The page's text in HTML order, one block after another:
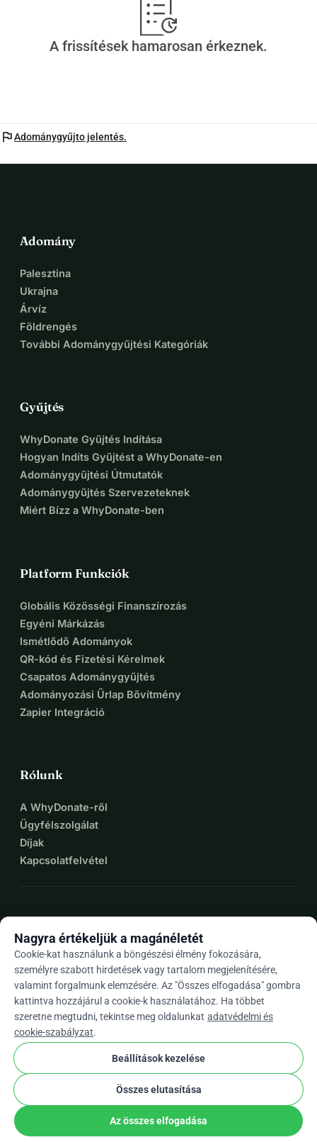
A frissítések hamarosan érkeznek.
flagAdománygyűjto jelentés.
Adomány
Palesztina
Ukrajna
Árvíz
Földrengés
További Adománygyűjtési Kategóriák
Gyűjtés
WhyDonate Gyűjtés Indítása
Hogyan Indíts Gyűjtést a WhyDonate-en
Adománygyűjtési Útmutatók
Adománygyűjtés Szervezeteknek
Miért Bízz a WhyDonate-ben
Platform Funkciók
Globális Közösségi Finanszírozás
Egyéni Márkázás
Ismétlődő Adományok
QR-kód és Fizetési Kérelmek
Csapatos Adománygyűjtés
Adományozási Űrlap Bővítmény
Zapier Integráció
Rólunk
A WhyDonate-ről
Ügyfélszolgálat
Díjak
Kapcsolatfelvétel
Huarrow_drop_down
★★★★★4,9 / 5 több mint 500 értékelés alapján
WhyDonate
Adatvédelem és sütik
Általános szerződési feltételek
Európában Készült stripe checkEllenőrzött Partner
Nagyra értékeljük a magánéletét
Cookie-kat használunk a böngészési élmény fokozására,
személyre szabott hirdetések vagy tartalom megjelenítésére,
valamint forgalmunk elemzésére. Az "Összes elfogadása" gombra
kattintva hozzájárul a cookie-k használatához. Ha többet
szeretne megtudni, tekintse meg oldalunkat adatvédelmi és
cookie-szabályzat.
Beállítások kezelése
Összes elutasítása
Az összes elfogadása